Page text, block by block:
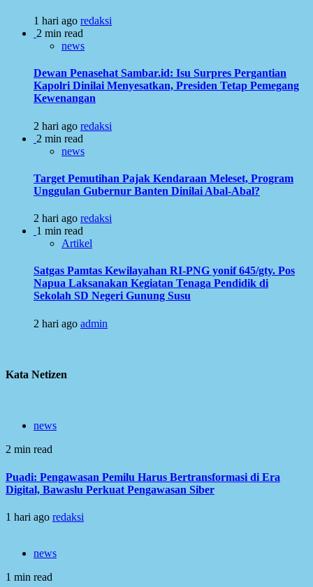
1 hari ago redaksi
2 min read
news
Dewan Penasehat Sambar.id: Isu Surpres Pergantian
Kapolri Dinilai Menyesatkan, Presiden Tetap Pemegang
Kewenangan
2 hari ago redaksi
2 min read
news
Target Pemutihan Pajak Kendaraan Meleset, Program
Unggulan Gubernur Banten Dinilai Abal-Abal?
2 hari ago redaksi
1 min read
Artikel
Satgas Pamtas Kewilayahan RI-PNG yonif 645/gty. Pos
Napua Laksanakan Kegiatan Tenaga Pendidik di
Sekolah SD Negeri Gunung Susu
2 hari ago admin
Kata Netizen
news
2 min read
Puadi: Pengawasan Pemilu Harus Bertransformasi di Era
Digital, Bawaslu Perkuat Pengawasan Siber
1 hari ago redaksi
news
1 min read